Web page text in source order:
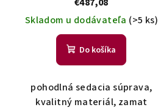
Skladom u dodávateľa (>5 ks)
Do košíka
pohodlná sedacia súprava,
kvalitný materiál, zamat